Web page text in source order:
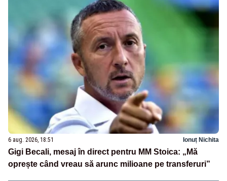
6 aug. 2026, 18:51 Ionuț Nichita
Gigi Becali, mesaj în direct pentru MM Stoica: „Mă
oprește când vreau să arunc milioane pe transferuri”